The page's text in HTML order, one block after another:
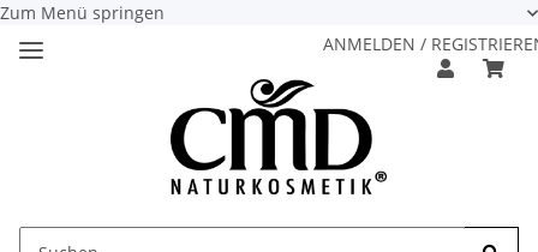
Zum Menü springen
ANMELDEN /